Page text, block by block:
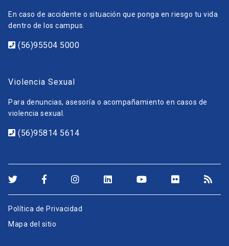
En caso de accidente o situación que ponga en riesgo tu vida
dentro de los campus.
(56)95504 5000
Violencia Sexual
Para denuncias, asesoría o acompañamiento en casos de
violencia sexual.
(56)95814 5614
Política de Privacidad
Mapa del sitio